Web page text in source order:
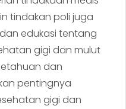
tindakan poli juga
edukasi tentang
gigi dan mulut
dan
pentingnya
gigi dan